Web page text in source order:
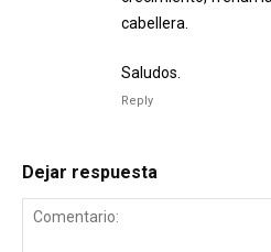
cabellera.
Saludos.
Reply
Dejar respuesta